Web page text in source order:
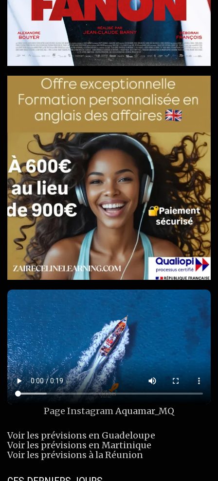
Page InstagramAquamar_MQ
Voir les prévisions en Guadeloupe
Voir les prévisions en Martinique
Voir les prévisions à la Réunion